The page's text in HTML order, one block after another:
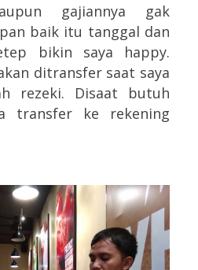
gajiannya gak
baik itu tanggal dan
bikin saya happy.
ditransfer saat saya
rezeki. Disaat butuh
transfer ke rekening